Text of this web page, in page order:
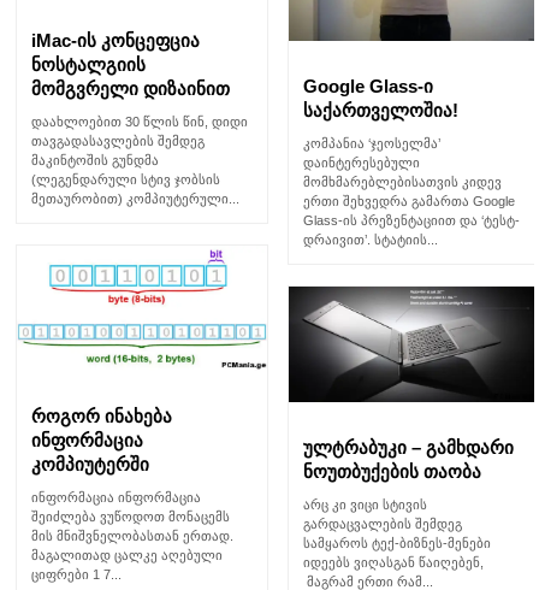
iMac-ის კონცეფცია
ნოსტალგიის
მომგვრელი დიზაინით
დაახლოებით 30 წლის წინ, დიდი
თავგადასავლების შემდეგ
მაკინტოშის გუნდმა
(ლეგენდარული სტივ ჯობსის
მეთაურობით) კომპიუტერული...
Google Glass-ი
საქართველოშია!
კომპანია ‘ჯეოსელმა’
დაინტერესებული
მომხმარებლებისათვის კიდევ
ერთი შეხვედრა გამართა Google
Glass-ის პრეზენტაციით და ‘ტესტ-
დრაივით’. სტატიის...
როგორ ინახება
ინფორმაცია
კომპიუტერში
ინფორმაცია ინფორმაცია
შეიძლება ვუწოდოთ მონაცემს
მის მნიშვნელობასთან ერთად.
მაგალითად ცალკე აღებული
ციფრები 1 7...
ულტრაბუკი – გამხდარი
ნოუთბუქების თაობა
არც კი ვიცი სტივის
გარდაცვალების შემდეგ
სამყაროს ტექ-ბიზნეს-მენები
იდეებს ვიღასგან წაიღებენ,
მაგრამ ერთი რამ...